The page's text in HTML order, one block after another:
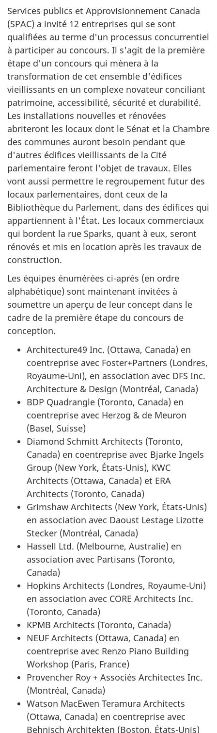
Services publics et Approvisionnement Canada
(SPAC) a invité 12 entreprises qui se sont
qualifiées au terme d'un processus concurrentiel
à participer au concours. Il s'agit de la première
étape d'un concours qui mènera à la
transformation de cet ensemble d'édifices
vieillissants en un complexe novateur conciliant
patrimoine, accessibilité, sécurité et durabilité.
Les installations nouvelles et rénovées
abriteront les locaux dont le Sénat et la Chambre
des communes auront besoin pendant que
d'autres édifices vieillissants de la Cité
parlementaire feront l'objet de travaux. Elles
vont aussi permettre le regroupement futur des
locaux parlementaires, dont ceux de la
Bibliothèque du Parlement, dans des édifices qui
appartiennent à l'État. Les locaux commerciaux
qui bordent la rue Sparks, quant à eux, seront
rénovés et mis en location après les travaux de
construction.
Les équipes énumérées ci-après (en ordre
alphabétique) sont maintenant invitées à
soumettre un aperçu de leur concept dans le
cadre de la première étape du concours de
conception.
Architecture49 Inc. (Ottawa, Canada) en
coentreprise avec Foster+Partners (Londres,
Royaume-Uni), en association avec DFS Inc.
Architecture & Design (Montréal, Canada)
BDP Quadrangle (Toronto, Canada) en
coentreprise avec Herzog & de Meuron
(Basel, Suisse)
Diamond Schmitt Architects (Toronto,
Canada) en coentreprise avec Bjarke Ingels
Group (New York, États-Unis), KWC
Architects (Ottawa, Canada) et ERA
Architects (Toronto, Canada)
Grimshaw Architects (New York, États-Unis)
en association avec Daoust Lestage Lizotte
Stecker (Montréal, Canada)
Hassell Ltd. (Melbourne, Australie) en
association avec Partisans (Toronto,
Canada)
Hopkins Architects (Londres, Royaume-Uni)
en association avec CORE Architects Inc.
(Toronto, Canada)
KPMB Architects (Toronto, Canada)
NEUF Architects (Ottawa, Canada) en
coentreprise avec Renzo Piano Building
Workshop (Paris, France)
Provencher Roy + Associés Architectes Inc.
(Montréal, Canada)
Watson MacEwen Teramura Architects
(Ottawa, Canada) en coentreprise avec
Behnisch Architekten (Boston, États-Unis)